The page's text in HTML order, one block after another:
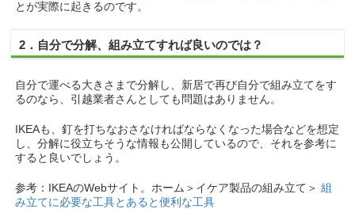
とが実際に起きるのです。
2．自分で分解、組み立てすれば良いのでは？
自分で運べる大きさまで分解し、新居で再び自分で組み立てをす
るのなら、引越業者さんとしても問題はありません。
IKEAも、釘を打ちなおさなければならなくなった場合などを想定
し、分解に役立ちそうな情報も公開しているので、それを参考に
すると良いでしょう。
参考：IKEAのWebサイト。ホーム＞イケア製品の組み立て＞ 組
み立てに必要な工具とあると便利な工具